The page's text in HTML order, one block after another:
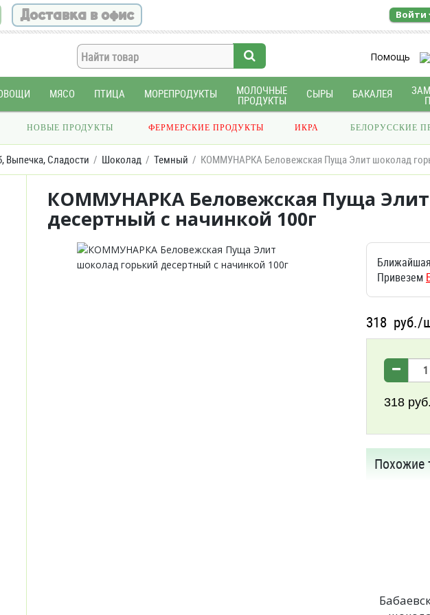
Доставка в офис Войти
Помощь
МЯСО ПТИЦА МОРЕПРОДУКТЫ МОЛОЧНЫЕ
ПРОДУКТЫ
СЫРЫ БАКАЛЕЯ
НОВЫЕ ПРОДУКТЫ ФЕРМЕРСКИЕ ПРОДУКТЫ ИКРА БЕЛОРУССКИЕ
Выпечка, Сладости Шоколад Темный КОММУНАРКА Беловежская Пуща Элит шоколад
КОММУНАРКА Беловежская Пуща
десертный с начинкой 100г
Привезем
318 руб./
318 руб.
Похожие